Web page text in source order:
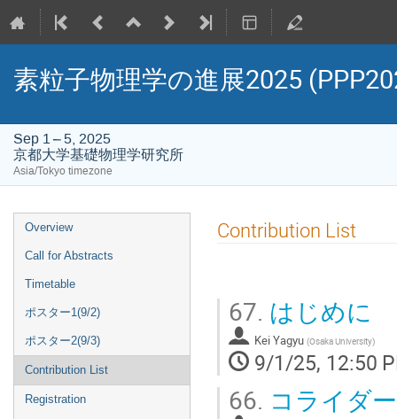
素粒子物理学の進展2025
Sep 1 – 5, 2025
京都大学基礎物理学研究所
Asia/Tokyo timezone
Event
menu
Overview
Call for Abstracts
Timetable
ポスター1(9/2)
ポスター2(9/3)
Contribution List
Registration
Contribution List
67. はじめに
Kei Yagyu (Osaka University)
9/1/25, 12:50
66. コライダ